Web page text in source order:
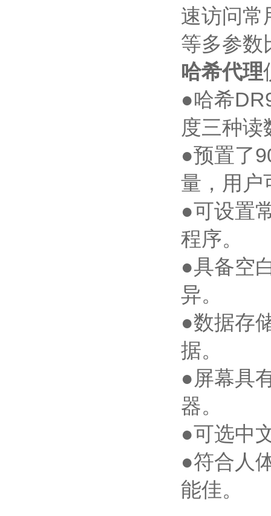
速访问常
等多参数
哈希代理
●哈希
度三种读
●预置了
量，用户
●可设置
程序。
●具备空
异。
●数据存
据。
●屏幕具
器。
●可选中
●符合人
能佳。